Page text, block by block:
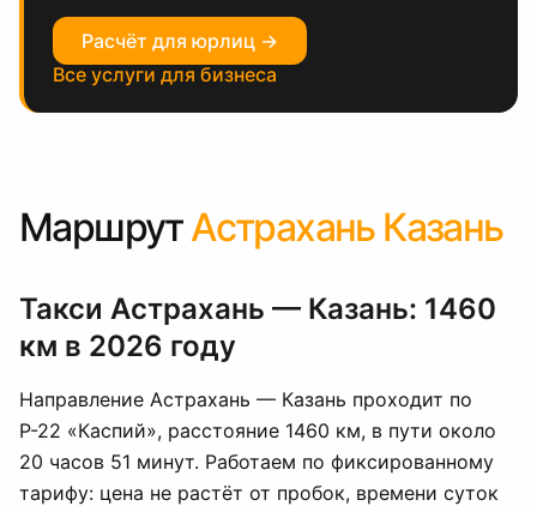
Расчёт для юрлиц →
Все услуги для бизнеса
МаршрутАстрахань Казань
Такси Астрахань — Казань: 1460
км в 2026 году
Направление Астрахань — Казань проходит по
Р-22 «Каспий», расстояние 1460 км, в пути около
20 часов 51 минут. Работаем по фиксированному
тарифу: цена не растёт от пробок, времени суток